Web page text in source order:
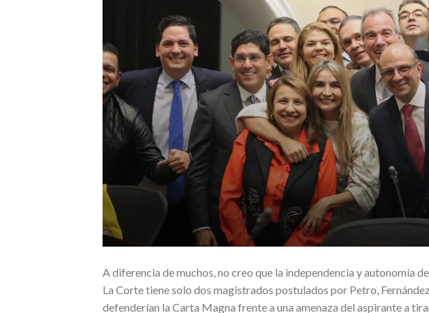
A diferencia de muchos, no creo que la independencia y autonomía
La Corte tiene solo dos magistrados postulados por Petro,
defenderían la Carta Magna frente a una amenaza del aspirante a